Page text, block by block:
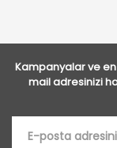
Kampanyalar ve
mail adresinizi